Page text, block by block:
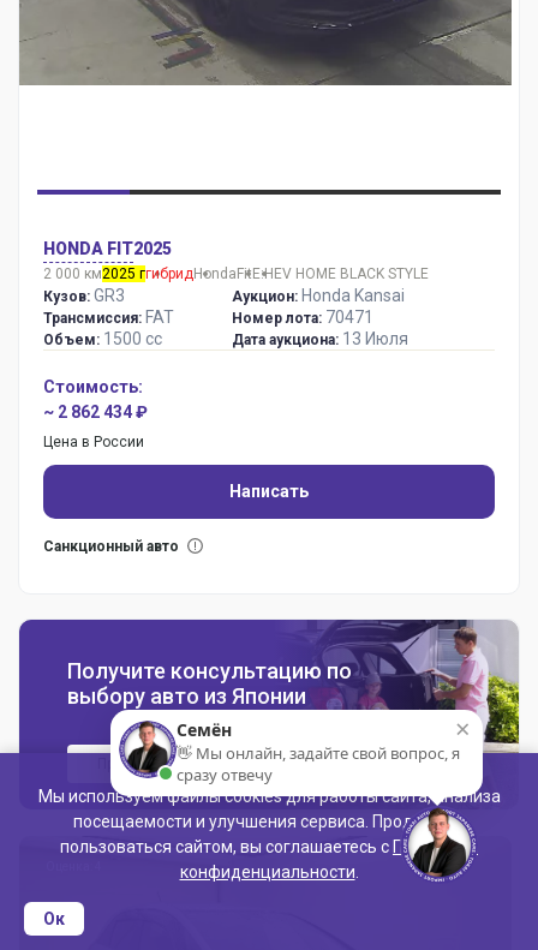
HONDA FIT2025
2 000 км2025 ггибридHonda Fit E:HEV HOME BLACK STYLE
Кузов: GR3
Трансмиссия: FAT
Объем: 1500 сс
Аукцион: Honda Kansai
Номер лота: 70471
Дата аукциона: 13 Июля
Стоимость:
~ 2 862 434 ₽
Цена в России
Написать
Санкционный авто
Получите консультацию по
выбору авто из Японии
Проконсультироваться
Мы используем файлы cookies для работы сайта, анализа
посещаемости и улучшения сервиса. Продолжая
пользоваться сайтом, вы соглашаетесь с Политикой
конфиденциальности
Ок
×
Семён
👋 Мы онлайн, задайте свой вопрос, я
сразу отвечу